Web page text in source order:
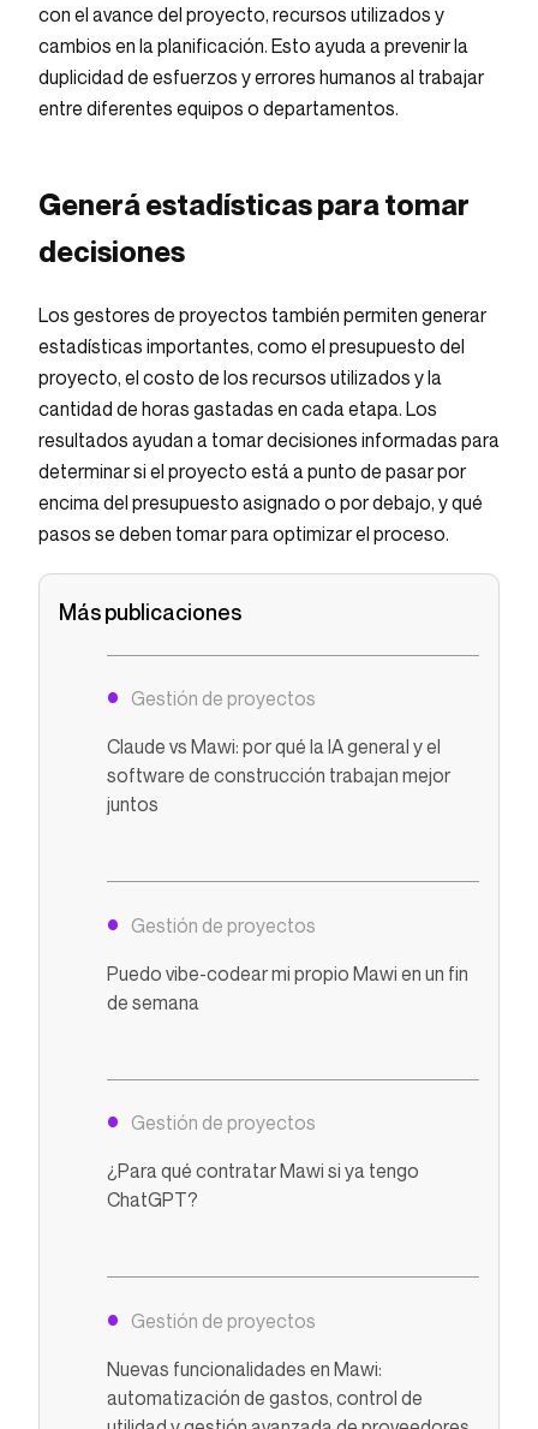
Más publicaciones
Gestión de proyectos
Claude vs Mawi: por qué la IA general y el
software de construcción trabajan mejor
juntos
Gestión de proyectos
Puedo vibe-codear mi propio Mawi en un fin
de semana
Gestión de proyectos
¿Para qué contratar Mawi si ya tengo
ChatGPT?
Gestión de proyectos
Nuevas funcionalidades en Mawi:
automatización de gastos, control de
con el avance del proyecto, recursos utilizados y
cambios en la planificación. Esto ayuda a prevenir la
duplicidad de esfuerzos y errores humanos al trabajar
entre diferentes equipos o departamentos.
Generá estadísticas para tomar
decisiones
Los gestores de proyectos también permiten generar
estadísticas importantes, como el presupuesto del
proyecto, el costo de los recursos utilizados y la
cantidad de horas gastadas en cada etapa. Los
resultados ayudan a tomar decisiones informadas para
determinar si el proyecto está a punto de pasar por
encima del presupuesto asignado o por debajo, y qué
pasos se deben tomar para optimizar el proceso.